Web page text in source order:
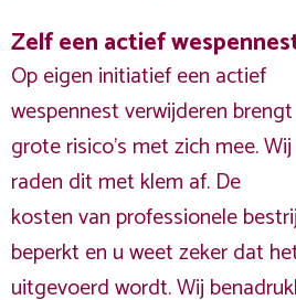
Zelf een actief
Op eigen initiatief een actief
wespennest verwijderen brengt
grote risico’s met zich mee. Wij
raden dit met klem af. De
kosten van professionele
beperkt en u weet zeker dat
uitgevoerd wordt. Wij